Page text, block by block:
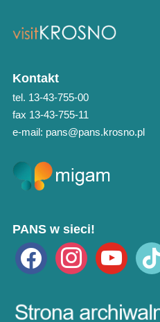
Kontakt
tel. 13-43-755-00
fax 13-43-755-11
e-mail: pans@pans.krosno.pl
PANS w sieci!
facebook instagramyoutube tiktok